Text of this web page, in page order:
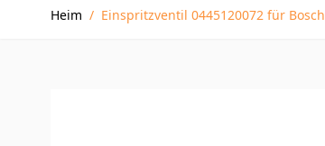
Heim / Einspritzventil 0445120072 für Bosch